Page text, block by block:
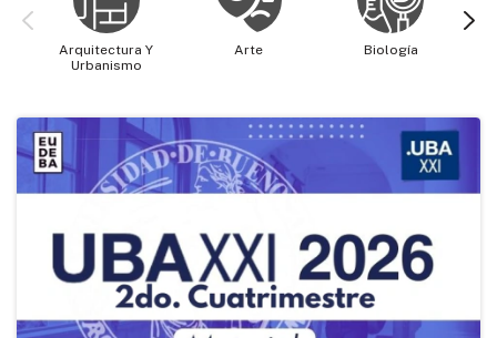
Arquitectura Y
Urbanismo
Arte Biología